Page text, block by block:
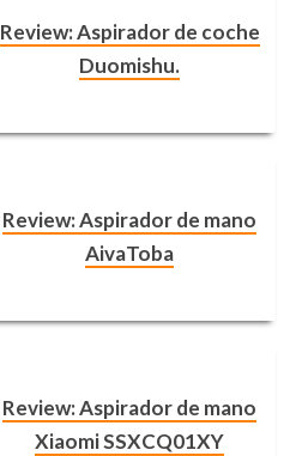
Review: Aspirador de coche
Duomishu.
Review: Aspirador de mano
AivaToba
Review: Aspirador de mano
Xiaomi SSXCQ01XY